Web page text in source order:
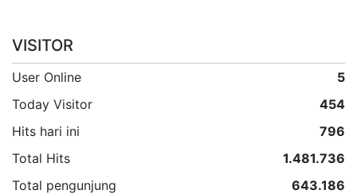
VISITOR
User Online
5
Today Visitor
454
Hits hari ini
796
Total Hits
1.481.736
Total pengunjung
643.186